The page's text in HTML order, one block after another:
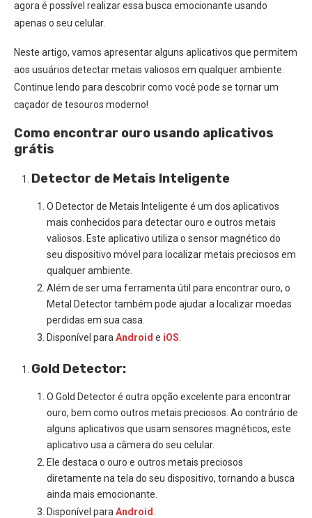
agora é possível realizar essa busca emocionante usando
apenas o seu celular.
Neste artigo, vamos apresentar alguns aplicativos que permitem
aos usuários detectar metais valiosos em qualquer ambiente.
Continue lendo para descobrir como você pode se tornar um
caçador de tesouros moderno!
Como encontrar ouro usando aplicativos
grátis
Detector de Metais Inteligente
O Detector de Metais Inteligente é um dos aplicativos
mais conhecidos para detectar ouro e outros metais
valiosos. Este aplicativo utiliza o sensor magnético do
seu dispositivo móvel para localizar metais preciosos em
qualquer ambiente.
Além de ser uma ferramenta útil para encontrar ouro, o
Metal Detector também pode ajudar a localizar moedas
perdidas em sua casa.
Disponível para Android e iOS
Gold Detector:
O Gold Detector é outra opção excelente para encontrar
ouro, bem como outros metais preciosos. Ao contrário de
alguns aplicativos que usam sensores magnéticos, este
aplicativo usa a câmera do seu celular.
Ele destaca o ouro e outros metais preciosos
diretamente na tela do seu dispositivo, tornando a busca
ainda mais emocionante.
Disponível para Android